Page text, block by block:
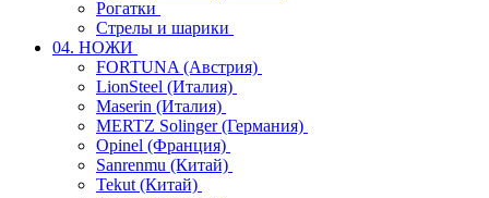
Рогатки
Стрелы и шарики
04. НОЖИ
FORTUNA (Австрия)
LionSteel (Италия)
Maserin (Италия)
MERTZ Solinger (Германия)
Opinel (Франция)
Sanrenmu (Китай)
Tekut (Китай)